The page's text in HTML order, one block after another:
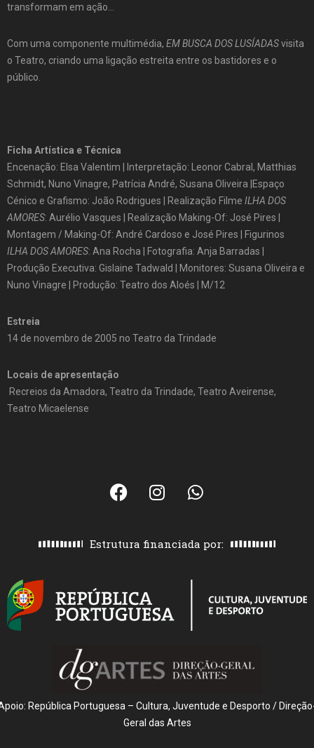
transformam em ação…
Com uma componente multimédia, EM BUSCA DOS LUSÍADASvisita
o Teatro, criando uma ligação estreita entre os bastidores e o
público.
Ficha Artística e Técnica
Encenação: Elsa Valentim | Interpretação: Leonor Cabral, Matthias
Schmidt, Nuno Vinagre, Patrícia André, Susana Oliveira |Espaço
Cénico e Grafismo: João Rodrigues | Realização Filme ILHA DOS
AMORES: Aurélio Vasques | Realização Making-Of: José Pires |
Montagem / Making-Of: André Cardoso e José Pires | Figurinos
ILHA DOS AMORES: Ana Rocha | Fotografia: Anja Barradas |
Produção Executiva: Gislaine Tadwald | Monitores: Susana Oliveira e
Nuno Vinagre | Produção: Teatro dos Aloés | M/12
Estreia
14 de novembro de 2005 no Teatro da Trindade
Locais de apresentação
Recreios da Amadora, Teatro da Trindade, Teatro Aveirense,
Teatro Micaelense
Estrutura financiada por:
República Portuguesa – Cultura, Juventude e Desporto /
Geral das Artes